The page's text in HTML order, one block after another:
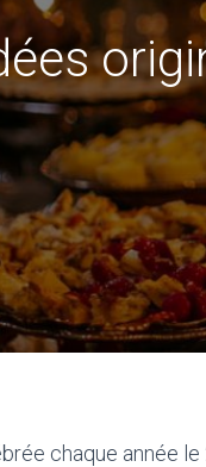
chaque année